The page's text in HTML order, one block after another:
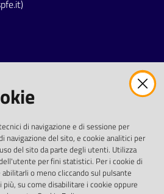
di istruzioni)
di navigazione e di sessione per
navigazione del sito, e cookie analitici per
del sito da parte degli utenti. Utilizza
per fini statistici. Per i cookie di
o meno cliccando sul pulsante
più, su come disabilitare i cookie oppure